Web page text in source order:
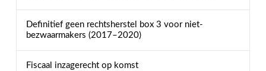
Definitief geen rechtsherstel box 3 voor niet-
bezwaarmakers (2017–2020)
Fiscaal inzagerecht op komst